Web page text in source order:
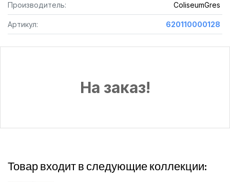
Производитель: ColiseumGres
Артикул: 620110000128
На заказ!
Товар входит в следующие коллекции: